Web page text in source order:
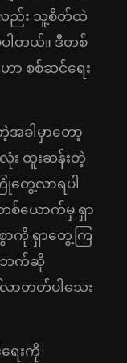
မဲ့လည်း သူ့စိတ်ထဲ
ပါတယ်။ ဒီတစ်
ာ စစ်ဆင်ရေး
ခါမှာတော့
း ထူးဆန်းတဲ့
တွေ့လာရပါ
စ်ယောက်မှ ရှာ
ာကို ရှာတွေ့ကြ
ညဘက်ဆို
လာတတ်ပါသေး
ေးကို